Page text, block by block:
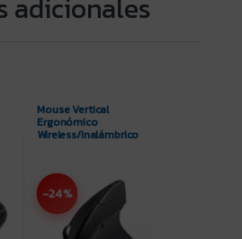
Mouse Vertical
Ergonómico
Wireless/Inalámbrico
-24%